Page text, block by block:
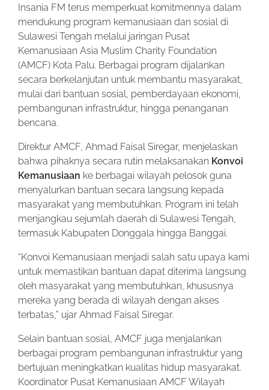
Insania FM terus memperkuat komitmennya dalam
mendukung program kemanusiaan dan sosial di
Sulawesi Tengah melalui jaringan Pusat
Kemanusiaan Asia Muslim Charity Foundation
(AMCF) Kota Palu. Berbagai program dijalankan
secara berkelanjutan untuk membantu masyarakat,
mulai dari bantuan sosial, pemberdayaan ekonomi,
pembangunan infrastruktur, hingga penanganan
bencana.
Direktur AMCF, Ahmad Faisal Siregar, menjelaskan
bahwa pihaknya secara rutin melaksanakan Konvoi
Kemanusiaan ke berbagai wilayah pelosok guna
menyalurkan bantuan secara langsung kepada
masyarakat yang membutuhkan. Program ini telah
menjangkau sejumlah daerah di Sulawesi Tengah,
termasuk Kabupaten Donggala hingga Banggai.
“Konvoi Kemanusiaan menjadi salah satu upaya kami
untuk memastikan bantuan dapat diterima langsung
oleh masyarakat yang membutuhkan, khususnya
mereka yang berada di wilayah dengan akses
terbatas,” ujar Ahmad Faisal Siregar.
Selain bantuan sosial, AMCF juga menjalankan
berbagai program pembangunan infrastruktur yang
bertujuan meningkatkan kualitas hidup masyarakat.
Koordinator Pusat Kemanusiaan AMCF Wilayah